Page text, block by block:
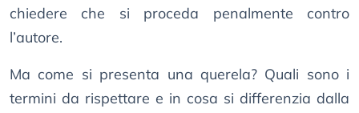
chiedere che si proceda penalmente contro
l’autore.
Ma come si presenta una querela? Quali sono i
termini da rispettare e in cosa si differenzia dalla